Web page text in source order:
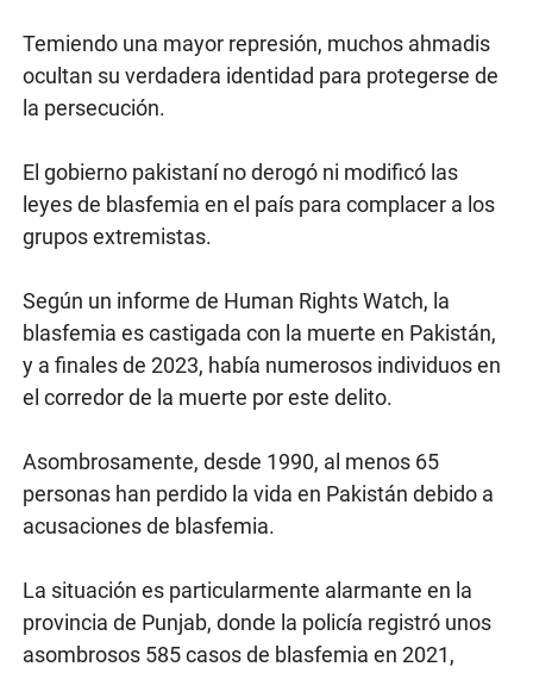
Temiendo una mayor represión, muchos ahmadis
ocultan su verdadera identidad para protegerse de
la persecución.
El gobierno pakistaní no derogó ni modificó las
leyes de blasfemia en el país para complacer a los
grupos extremistas.
Según un informe de Human Rights Watch, la
blasfemia es castigada con la muerte en Pakistán,
y a finales de 2023, había numerosos individuos en
el corredor de la muerte por este delito.
Asombrosamente, desde 1990, al menos 65
personas han perdido la vida en Pakistán debido a
acusaciones de blasfemia.
La situación es particularmente alarmante en la
provincia de Punjab, donde la policía registró unos
asombrosos 585 casos de blasfemia en 2021,